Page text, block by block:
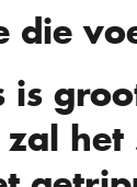
die
is
het